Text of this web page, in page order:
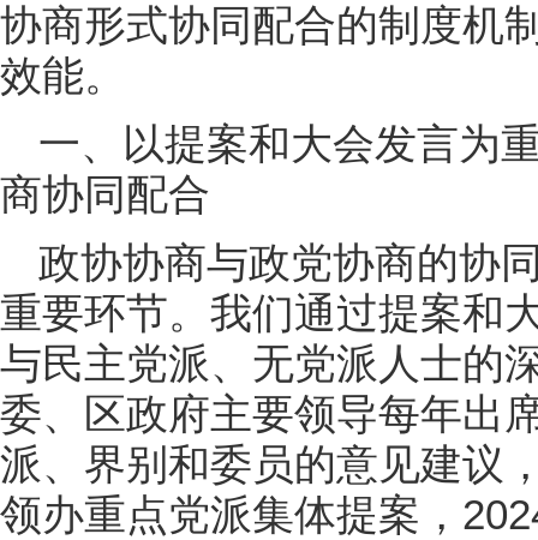
协商形式协同配合的制度机
效能。
一、以提案和大会发言为
商协同配合
政协协商与政党协商的协
重要环节。我们通过提案和
与民主党派、无党派人士的
委、区政府主要领导每年出
派、界别和委员的意见建议
领办重点党派集体提案，